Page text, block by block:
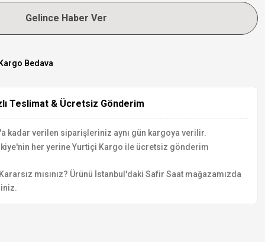
Gelince Haber Ver
Bedava
Teslimat & Ücretsiz Gönderim
kadar verilen siparişleriniz aynı gün kargoya verilir.
her yerine Yurtiçi Kargo ile ücretsiz gönderim
mısınız? Ürünü İstanbul'daki Safir Saat mağazamızda